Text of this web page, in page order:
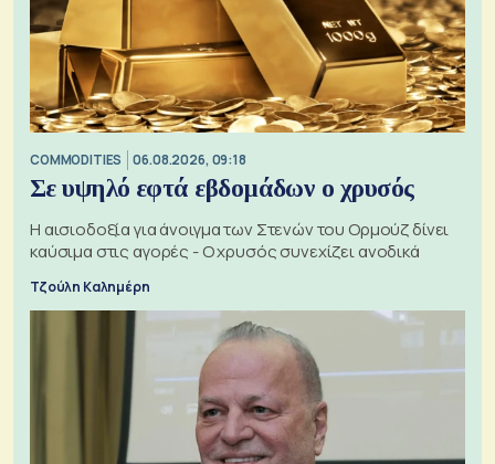
COMMODITIES 06.08.2026, 09:18
Σε υψηλό εφτά εβδομάδων ο χρυσός
Η αισιοδοξία για άνοιγμα των Στενών του Ορμούζ δίνει
καύσιμα στις αγορές - Ο χρυσός συνεχίζει ανοδικά
Τζούλη Καλημέρη